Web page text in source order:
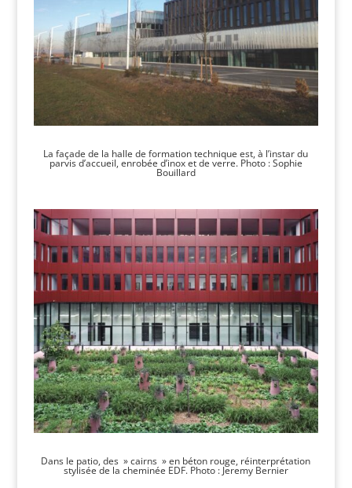
La façade de la halle de formation technique est, à l’instar du
parvis d’accueil, enrobée d’inox et de verre. Photo : Sophie
Bouillard
Dans le patio, des » cairns » en béton rouge, réinterprétation
stylisée de la cheminée EDF. Photo : Jeremy Bernier